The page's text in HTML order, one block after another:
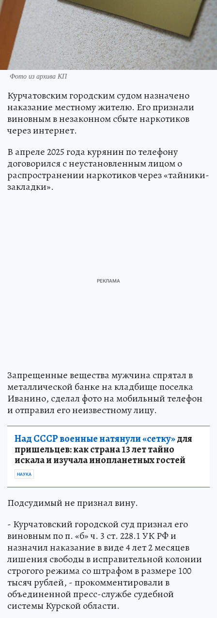
Фото из архива КП
Курчатовским городским судом назначено
наказание местному жителю. Его признали
виновным в незаконном сбыте наркотиков
через интернет.
В апреле 2025 года курянин по телефону
договорился с неустановленным лицом о
распространении наркотиков через «тайники-
закладки».
Запрещенные вещества мужчина спрятал в
металлической банке на кладбище поселка
Иванино, сделал фото на мобильный телефон
и отправил его неизвестному лицу.
Над СССР военные натянули «сетку»для
пришельцев: как страна 13 лет тайно
искала и изучала инопланетных гостей
НАУКА
Подсудимый не признал вину.
- Курчатовский городской суд признал его
виновным по п. «б» ч. 3 ст. 228.1 УК РФ и
назначил наказание в виде 4 лет 2 месяцев
лишения свободы в исправительной колонии
строгого режима со штрафом в размере 100
тысяч рублей, - прокомментировали в
объединенной пресс-службе судебной
системы Курской области.